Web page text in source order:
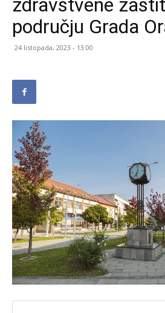
zdravstvene
području Grada
24 listopada, 2023 - 13:00